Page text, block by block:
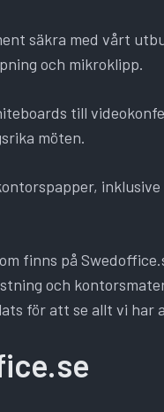
säkra med vårt
och mikroklipp.
till
möten.
inklusive
finns på
och
för att se allt vi har